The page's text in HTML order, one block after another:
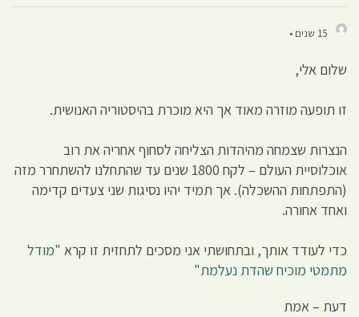
15 שנים •
שלום אלי,
זו תופעה מוזרה מאוד אך היא מוכרת בהיסטוריה האנושית.
הנצרות שצמחה מהיהדות הצליחה לסחוף אחריה את רוב
אוכלוסיית העולם – לקח 1800 שנים עד שהתחלנו להשתחרר מזה
(התפתחות ההשכלה). אך תמיד יהיו נסיגות שני צעדים קדימה
ואחד אחורה.
כדי לעודד אותך, ובתחושתי אני מסכים לתחזית זו קרא "מודל
מתמטי מוכיח שהדת נעלמת"
דעת – אמת